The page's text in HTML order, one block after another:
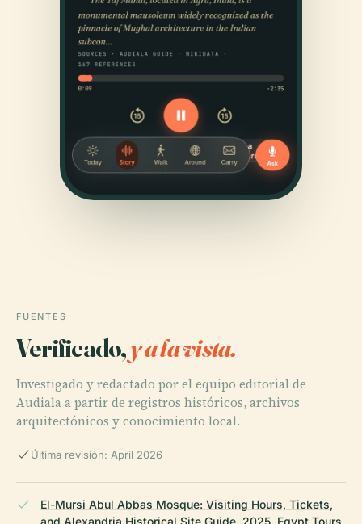
FUENTES
Verificado,y a la vista.
Investigado y redactado por el equipo editorial de
Audiala a partir de registros históricos, archivos
arquitectónicos y conocimiento local.
Última revisión: April 2026
El-Mursi Abul Abbas Mosque: Visiting Hours, Tickets,